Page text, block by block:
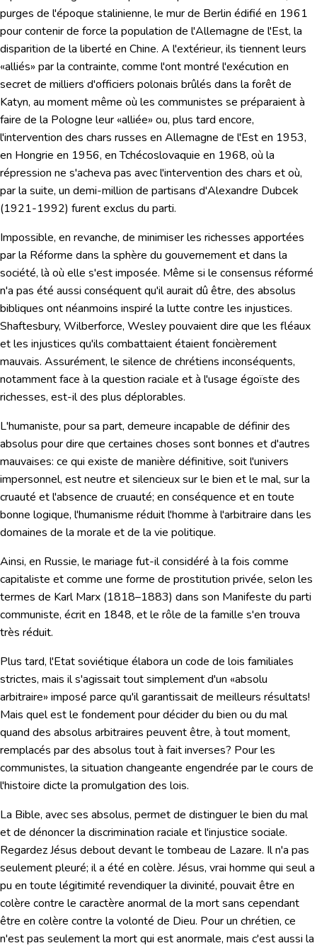
purges de l'époque stalinienne, le mur de Berlin édifié en 1961
pour contenir de force la population de l'Allemagne de l'Est, la
disparition de la liberté en Chine. A l'extérieur, ils tiennent leurs
«alliés» par la contrainte, comme l'ont montré l'exécution en
secret de milliers d'officiers polonais brûlés dans la forêt de
Katyn, au moment même où les communistes se préparaient à
faire de la Pologne leur «alliée» ou, plus tard encore,
l'intervention des chars russes en Allemagne de l'Est en 1953,
en Hongrie en 1956, en Tchécoslovaquie en 1968, où la
répression ne s'acheva pas avec l'intervention des chars et où,
par la suite, un demi-million de partisans d'Alexandre Dubcek
(1921-1992) furent exclus du parti.
Impossible, en revanche, de minimiser les richesses apportées
par la Réforme dans la sphère du gouvernement et dans la
société, là où elle s'est imposée. Même si le consensus réformé
n'a pas été aussi conséquent qu'il aurait dû être, des absolus
bibliques ont néanmoins inspiré la lutte contre les injustices.
Shaftesbury, Wilberforce, Wesley pouvaient dire que les fléaux
et les injustices qu'ils combattaient étaient foncièrement
mauvais. Assurément, le silence de chrétiens inconséquents,
notamment face à la question raciale et à l'usage égoïste des
richesses, est-il des plus déplorables.
L'humaniste, pour sa part, demeure incapable de définir des
absolus pour dire que certaines choses sont bonnes et d'autres
mauvaises: ce qui existe de manière définitive, soit l'univers
impersonnel, est neutre et silencieux sur le bien et le mal, sur la
cruauté et l'absence de cruauté; en conséquence et en toute
bonne logique, l'humanisme réduit l'homme à l'arbitraire dans les
domaines de la morale et de la vie politique.
Ainsi, en Russie, le mariage fut-il considéré à la fois comme
capitaliste et comme une forme de prostitution privée, selon les
termes de Karl Marx (1818–1883) dans son Manifeste du parti
communiste, écrit en 1848, et le rôle de la famille s'en trouva
très réduit.
Plus tard, l'Etat soviétique élabora un code de lois familiales
strictes, mais il s'agissait tout simplement d'un «absolu
arbitraire» imposé parce qu'il garantissait de meilleurs résultats!
Mais quel est le fondement pour décider du bien ou du mal
quand des absolus arbitraires peuvent être, à tout moment,
remplacés par des absolus tout à fait inverses? Pour les
communistes, la situation changeante engendrée par le cours de
l'histoire dicte la promulgation des lois.
La Bible, avec ses absolus, permet de distinguer le bien du mal
et de dénoncer la discrimination raciale et l'injustice sociale.
Regardez Jésus debout devant le tombeau de Lazare. Il n'a pas
seulement pleuré; il a été en colère. Jésus, vrai homme qui seul a
pu en toute légitimité revendiquer la divinité, pouvait être en
colère contre le caractère anormal de la mort sans cependant
être en colère contre la volonté de Dieu. Pour un chrétien, ce
n'est pas seulement la mort qui est anormale, mais c'est aussi la